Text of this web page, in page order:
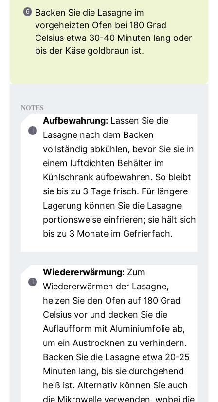
Backen Sie die Lasagne im
vorgeheizten Ofen bei 180 Grad
Celsius etwa 30-40 Minuten lang oder
bis der Käse goldbraun ist.
NOTES
Aufbewahrung: Lassen Sie die
Lasagne nach dem Backen
vollständig abkühlen, bevor Sie sie in
einem luftdichten Behälter im
Kühlschrank aufbewahren. So bleibt
sie bis zu 3 Tage frisch. Für längere
Lagerung können Sie die Lasagne
portionsweise einfrieren; sie hält sich
bis zu 3 Monate im Gefrierfach.
Wiedererwärmung: Zum
Wiedererwärmen der Lasagne,
heizen Sie den Ofen auf 180 Grad
Celsius vor und decken Sie die
Auflaufform mit Aluminiumfolie ab,
um ein Austrocknen zu verhindern.
Backen Sie die Lasagne etwa 20-25
Minuten lang, bis sie durchgehend
heiß ist. Alternativ können Sie auch
die Mikrowelle verwenden, wobei die